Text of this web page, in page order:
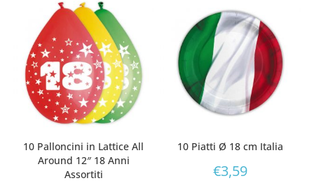
10 Palloncini in Lattice All
Around 12″ 18 Anni
Assortiti
10 Piatti Ø 18 cm Italia
€3,59